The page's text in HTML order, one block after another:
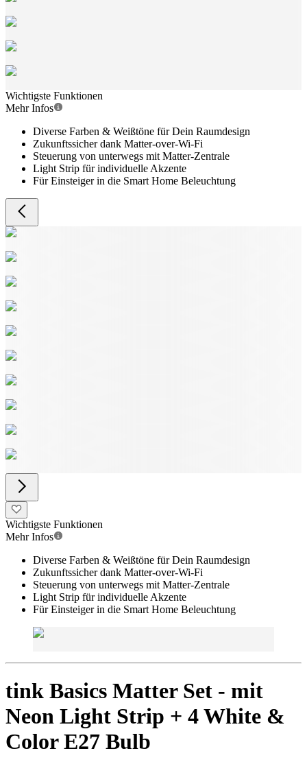
Wichtigste Funktionen
Mehr Infos
Diverse Farben & Weißtöne für Dein Raumdesign
Zukunftssicher dank Matter-over-Wi-Fi
Steuerung von unterwegs mit Matter-Zentrale
Light Strip für individuelle Akzente
Für Einsteiger in die Smart Home Beleuchtung
Wichtigste Funktionen
Mehr Infos
Diverse Farben & Weißtöne für Dein Raumdesign
Zukunftssicher dank Matter-over-Wi-Fi
Steuerung von unterwegs mit Matter-Zentrale
Light Strip für individuelle Akzente
Für Einsteiger in die Smart Home Beleuchtung
tink Basics Matter Set - mit
Neon Light Strip + 4 White &
Color E27 Bulb